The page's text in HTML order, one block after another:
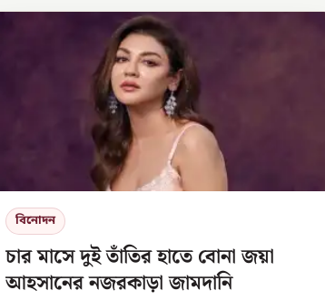
বিনোদন
চার মাসে দুই তাঁতির হাতে বোনা জয়া
আহসানের নজরকাড়া জামদানি